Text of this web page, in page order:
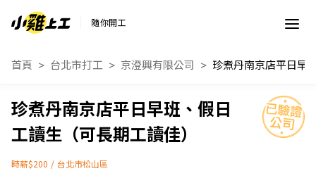
隨你開工
首頁 台北市打工 京澄興有限公司
珍煮丹南京店平日早班、假日
工讀生（可長期工讀佳）
時薪$200 / 台北市松山區